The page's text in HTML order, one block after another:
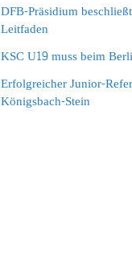
DFB-Präsidium
Leitfaden
KSC U19 muss beim
Erfolgreicher Junior-
Königsbach-Stein